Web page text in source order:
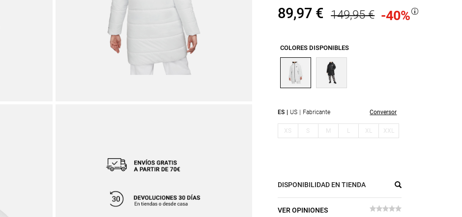
89,97 € 149,95 € -40%
COLORES DISPONIBLES
ES US Fabricante Conversor
XS S M L XL XXL
DISPONIBILIDAD EN TIENDA
VER OPINIONES